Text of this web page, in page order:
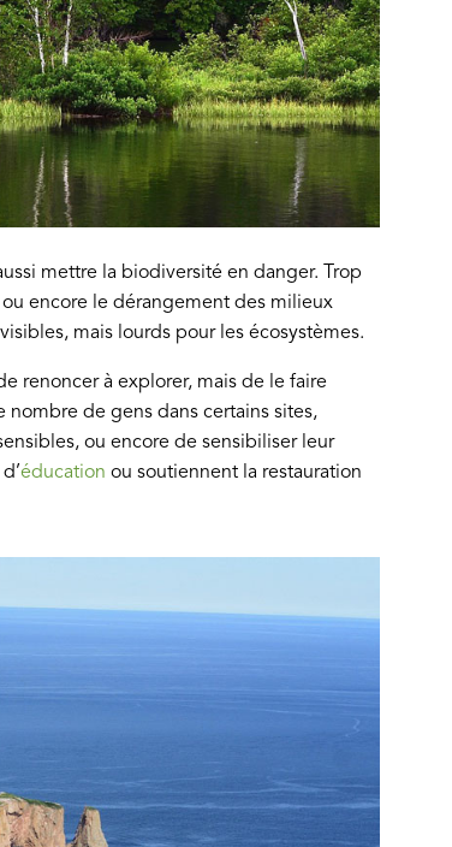
mettre la biodiversité en danger. Trop
ou encore le dérangement des milieux
mais lourds pour les écosystèmes.
renoncer à explorer, mais de le faire
de gens dans certains sites,
ou encore de sensibiliser leur
éducation ou soutiennent la restauration